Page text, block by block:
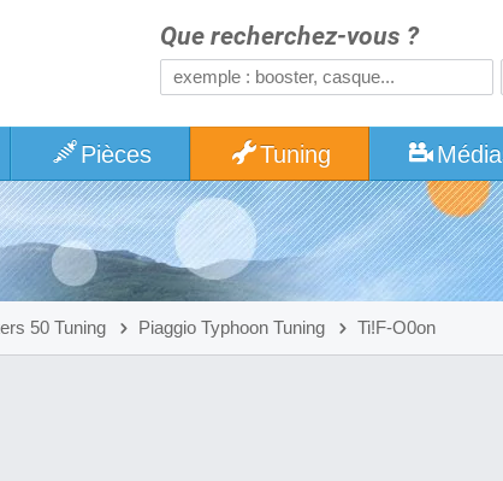
Que recherchez-vous ?
Pièces Tuning
50 Tuning Piaggio Typhoon Tuning Ti!F-O0on